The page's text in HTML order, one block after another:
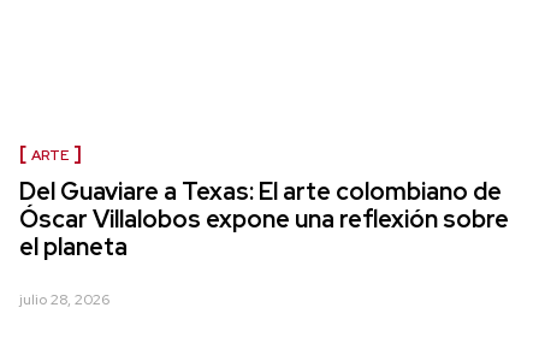
ARTE
Del Guaviare a Texas: El arte colombiano de
Óscar Villalobos expone una reflexión sobre
el planeta
julio 28, 2026